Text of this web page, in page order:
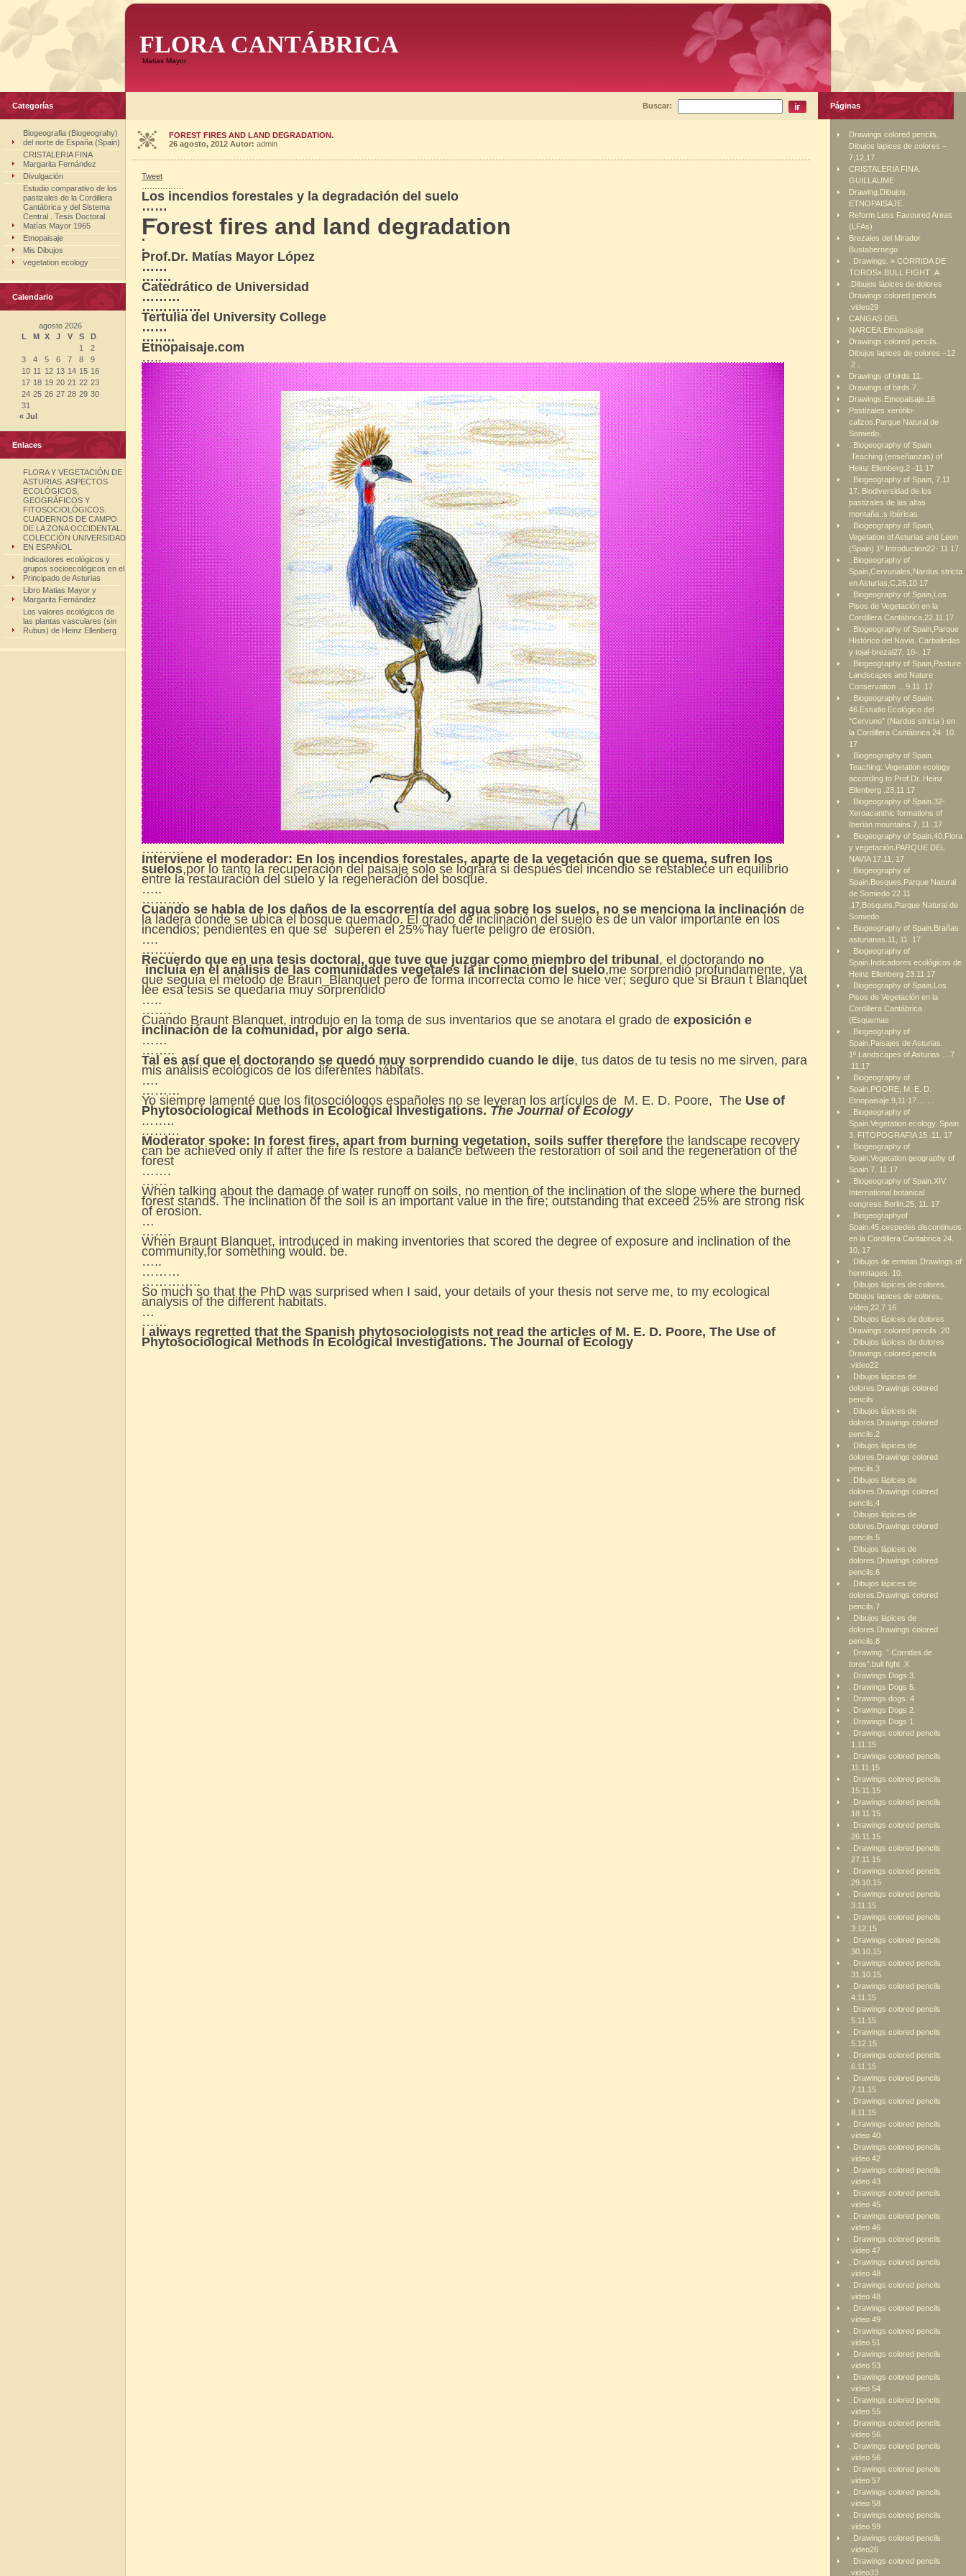
FLORA CANTÁBRICA
Matias Mayor
Categorías
Biogeografia (Biogeograhy)
del norte de España (Spain)
CRISTALERIA FINA
Margarita Fernández
Divulgación
Estudio comparativo de los
pastizales de la Cordillera
Cantábrica y del Sistema
Central . Tesis Doctoral
Matías Mayor 1965
Etnopaisaje
Mis Dibujos
vegetation ecology
Calendario
agosto 2026
L
M X J V S
D
1
2
3
4 5 6 7 8
9
10 11 12 13 14 15 16
17 18 19 20 21 22 23
24 25 26 27 28 29 30
31
« Jul
Enlaces
FLORA Y VEGETACIÓN DE
ASTURIAS. ASPECTOS
ECOLÓGICOS,
GEOGRÁFICOS Y
FITOSOCIOLÓGICOS.
CUADERNOS DE CAMPO
DE LA ZONA OCCIDENTAL.
COLECCIÓN UNIVERSIDAD
EN ESPAÑOL
Indicadores ecológicos y
grupos socioecológicos en el
Principado de Asturias
Libro Matias Mayor y
Margarita Fernández
Los valores ecológicos de
las plantas vasculares (sin
Rubus) de Heinz Ellenberg
Buscar:
FOREST FIRES AND LAND DEGRADATION.
26 agosto, 2012 Autor: admin
Tweet
Los incendios forestales y la degradación del suelo
……
….
Forest fires and land degradation
.
.
Prof.Dr. Matías Mayor López
……
…….
Catedrático de Universidad
………
…………..
Tertulia del University College
……
……..
Etnopaisaje.com
…..
……….
Interviene el moderador: En los incendios forestales, aparte de la vegetación que se quema, sufren los
suelos,por lo tanto la recuperación del paisaje solo se logrará si después del incendio se restablece un equilibrio
entre la restauración del suelo y la regeneración del bosque.
…..
……….
Cuando se habla de los daños de la escorrentía del agua sobre los suelos, no se menciona la inclinación de
la ladera donde se ubica el bosque quemado. El grado de inclinación del suelo es de un valor importante en los
incendios; pendientes en que se superen el 25% hay fuerte peligro de erosión.
….
……..
Recuerdo que en una tesis doctoral, que tuve que juzgar como miembro del tribunal , el doctorando no
incluía en el análisis de las comunidades vegetales la inclinación del suelo,me sorprendió profundamente, ya
que seguía el método de Braun_Blanquet pero de forma incorrecta como le hice ver; seguro que si Braun t Blanquet
lee esa tesis se quedaría muy sorprendido
…..
…….
Cuando Braunt Blanquet, introdujo en la toma de sus inventarios que se anotara el grado de exposición e
inclinación de la comunidad, por algo sería.
……
……..
Tal es así que el doctorando se quedó muy sorprendido cuando le dije, tus datos de tu tesis no me sirven, para
mis análisis ecológicos de los diferentes hábitats.
….
………
Yo siempre lamenté que los fitosociólogos españoles no se leyeran los artículos de M. E. D. Poore, The Use of
Phytosociological Methods in Ecological Investigations. The Journal of Ecology
……..
………
Moderator spoke: In forest fires, apart from burning vegetation, soils suffer therefore the landscape recovery
can be achieved only if after the fire is restore a balance between the restoration of soil and the regeneration of the
forest
…….
……
When talking about the damage of water runoff on soils, no mention of the inclination of the slope where the burned
forest stands. The inclination of the soil is an important value in the fire; outstanding that exceed 25% are strong risk
of erosion.
…
…….
When Braunt Blanquet, introduced in making inventories that scored the degree of exposure and inclination of the
community,for something would. be.
…..
………
…………..
So much so that the PhD was surprised when I said, your details of your thesis not serve me, to my ecological
analysis of the different habitats.
…
……
I always regretted that the Spanish phytosociologists not read the articles of M. E. D. Poore, The Use of
Phytosociological Methods in Ecological Investigations. The Journal of Ecology
Páginas
Drawings colored pencils.
Dibujos lapices de colores –
7,12,17
CRISTALERIA FINA.
GUILLAUME
Drawing.Dibujos.
ETNOPAISAJE.
Reform Less Favoured Areas
(LFAs)
Brezales del Mirador
Bustabernego
. Drawings. » CORRIDA DE
TOROS».BULL FIGHT .A
.Dibujos lápices de dolores
Drawings colored pencils
.video29
CANGAS DEL
NARCEA.Etnopaisaje
Drawings colored pencils.
Dibujos lapices de colores –12
.2 .
Drawings of birds.11.
Drawings of birds.7.
Drawings.Etnopaisaje.16
Pastizales xerófilo-
calizos.Parque Natural de
Somiedo.
. Biogeography of Spain
.Teaching (enseñanzas) of
Heinz Ellenberg.2 -11 17
. Biogeography of Spain, 7.11
17. Biodiversidad de los
pastizales de las altas
montaña..s Ibéricas
. Biogeography of Spain,
Vegetation of Asturias and Leon
(Spain) 1º.Introduction22- 11 17
. Biogeography of
Spain,Cervunales,Nardus stricta
en Asturias,C,26,10 17
. Biogeography of Spain,Los
Pisos de Vegetación en la
Cordillera Cantábrica,22,11,17
. Biogeography of Spain,Parque
Histórico del Navia. Carballedas
y tojal-brezal27. 10-. 17
. Biogeography of Spain,Pasture
Landscapes and Nature
Conservation …9,11 .17
. Biogeography of Spain.
46.Estudio Ecológico del
“Cervuno” (Nardus stricta ) en
la Cordillera Cantábrica 24. 10.
17
. Biogeography of Spain.
Teaching: Vegetation ecology
according to Prof.Dr. Heinz
Ellenberg .23,11 17
. Biogeography of Spain.32-
Xeroacanthic formations of
Iberian mountains.7, 11 .17
. Biogeography of Spain.40.Flora
y vegetación.PARQUE DEL
NAVIA 17.11, 17
. Biogeography of
Spain.Bosques.Parque Natural
de Somiedo 22 11
,17,Bosques.Parque Natural de
Somiedo
. Biogeography of Spain.Brañas
asturianas.11, 11 .17
. Biogeography of
Spain.Indicadores ecológicos de
Heinz Ellenberg 23.11 17
. Biogeography of Spain.Los
Pisos de Vegetación en la
Cordillera Cantábrica
(Esquemas
. Biogeography of
Spain.Paisajes de Asturias.
1º.Landscapes of Asturias …7
.11,17
. Biogeography of
Spain.POORE, M. E. D.
Etnopaisaje.9,11 17…….
. Biogeography of
Spain.Vegetation ecology. Spain
3. FITOPOGRAFIA 15 .11. 17
. Biogeography of
Spain.Vegetation geography of
Spain 7. 11.17
. Biogeography of Spain.XIV
International botanical
congress.Berlin.25, 11. 17
. Biogeographyof
Spain.45,cespedes discontinuos
en la Cordillera Cantabrica 24.
10, 17
. Dibujos de ermitas.Drawings of
hermitages. 10.
. Dibujos lápices de colores.
Dibujos lapices de colores,
vídeo,22,7 16
. Dibujos lápices de dolores
Drawings colored pencils .20
. Dibujos lápices de dolores
Drawings colored pencils
.video22
. Dibujos lápices de
dolores.Drawings colored
pencils
. Dibujos lápices de
dolores.Drawings colored
pencils.2
. Dibujos lápices de
dolores.Drawings colored
pencils.3
. Dibujos lápices de
dolores.Drawings colored
pencils.4
. Dibujos lápices de
dolores.Drawings colored
pencils.5
. Dibujos lápices de
dolores.Drawings colored
pencils.6
. Dibujos lápices de
dolores.Drawings colored
pencils.7
. Dibujos lápices de
dolores.Drawings colored
pencils.8
. Drawing. ” Corridas de
toros”.bull fight .X
. Drawings Dogs 3.
. Drawings Dogs 5.
. Drawings dogs. 4
. Drawings Dogs 2.
. Drawings Dogs 1.
. Drawings colored pencils
.1.11.15
. Drawings colored pencils
.11.11.15
. Drawings colored pencils
.15.11.15
. Drawings colored pencils
.18.11.15
. Drawings colored pencils
.26.11.15
. Drawings colored pencils
.27.11.15
. Drawings colored pencils
.29.10.15
. Drawings colored pencils
.3.11.15
. Drawings colored pencils
.3.12.15
. Drawings colored pencils
.30.10.15
. Drawings colored pencils
.31.10.15
. Drawings colored pencils
.4.11.15
. Drawings colored pencils
.5.11.15
. Drawings colored pencils
.5.12.15
. Drawings colored pencils
.6.11.15
. Drawings colored pencils
.7.11.15
. Drawings colored pencils
.8.11.15
. Drawings colored pencils
.video 40
. Drawings colored pencils
.video 42
. Drawings colored pencils
.video 43
. Drawings colored pencils
.video 45
. Drawings colored pencils
.video 46
. Drawings colored pencils
.video 47
. Drawings colored pencils
.video 48
. Drawings colored pencils
.video 48
. Drawings colored pencils
.video 49
. Drawings colored pencils
.video 51
. Drawings colored pencils
.video 53
. Drawings colored pencils
.video 54
. Drawings colored pencils
.video 55
. Drawings colored pencils
.video 56
. Drawings colored pencils
.video 56
. Drawings colored pencils
.video 57
. Drawings colored pencils
.video 58
. Drawings colored pencils
.video 59
. Drawings colored pencils
.video26
. Drawings colored pencils
.video33